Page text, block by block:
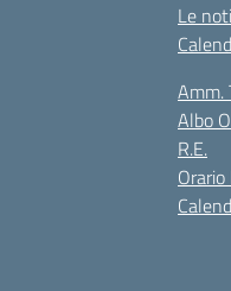
Le
Amm.
Albo
R.E.